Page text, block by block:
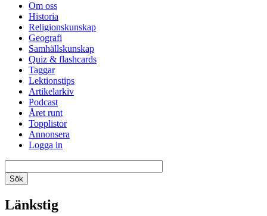
Om oss
Historia
Religionskunskap
Geografi
Samhällskunskap
Quiz & flashcards
Taggar
Lektionstips
Artikelarkiv
Podcast
Året runt
Topplistor
Annonsera
Logga in
Länkstig